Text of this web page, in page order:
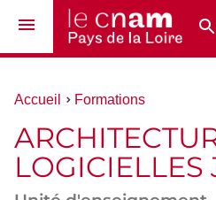
au
Vous
ici :
Accueil Formations
LOGICIELLES